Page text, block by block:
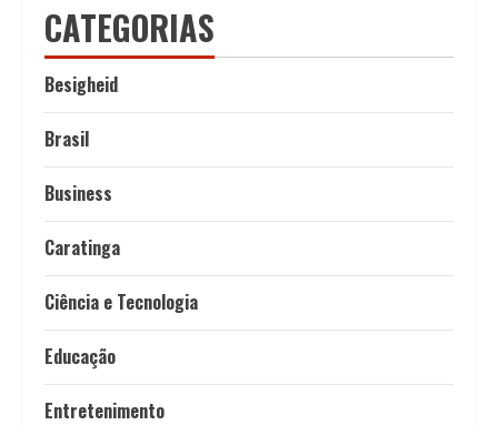
CATEGORIAS
Besigheid
Brasil
Business
Caratinga
Ciência e Tecnologia
Educação
Entretenimento